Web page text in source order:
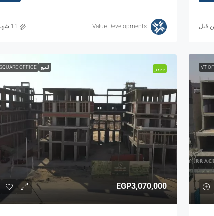
قبل Value Developments
VT- مميز للبيع OFFICE
EGP3,070,000